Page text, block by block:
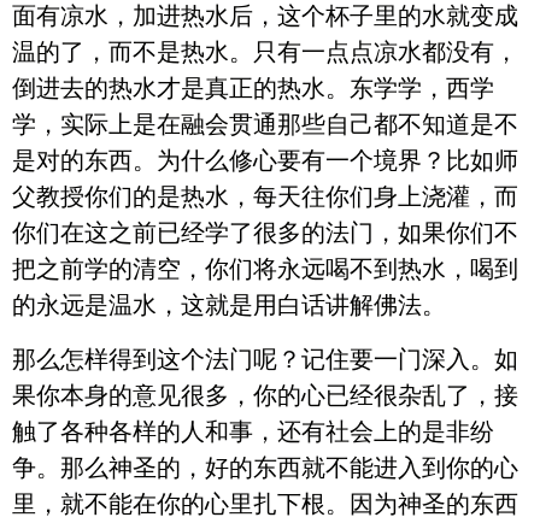
面有凉水，加进热水后，这个杯子里的水就变成
温的了，而不是热水。只有一点点凉水都没有，
倒进去的热水才是真正的热水。东学学，西学
学，实际上是在融会贯通那些自己都不知道是不
是对的东西。为什么修心要有一个境界？比如师
父教授你们的是热水，每天往你们身上浇灌，而
你们在这之前已经学了很多的法门，如果你们不
把之前学的清空，你们将永远喝不到热水，喝到
的永远是温水，这就是用白话讲解佛法。
那么怎样得到这个法门呢？记住要一门深入。如
果你本身的意见很多，你的心已经很杂乱了，接
触了各种各样的人和事，还有社会上的是非纷
争。那么神圣的，好的东西就不能进入到你的心
里，就不能在你的心里扎下根。因为神圣的东西